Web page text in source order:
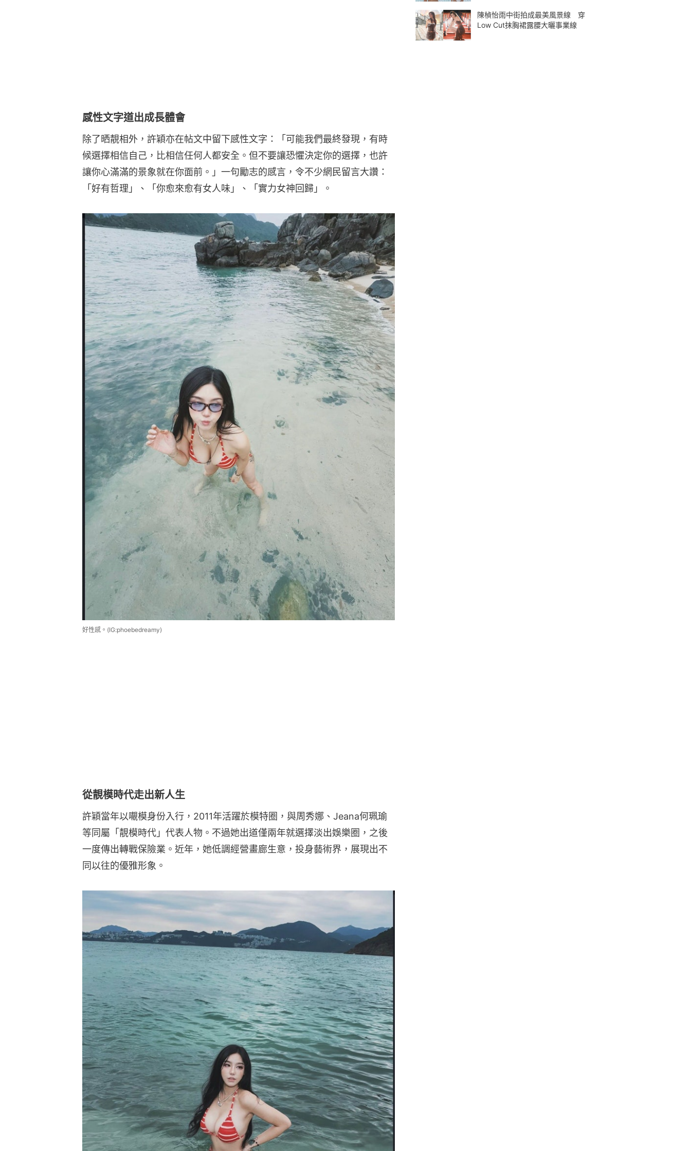
感性文字道出成長體會
除了晒靚相外，許穎亦在帖文中留下感性文字：「可能我們最終發現，有時
候選擇相信自己，比相信任何人都安全。但不要讓恐懼決定你的選擇，也許
讓你心滿滿的景象就在你面前。」一句勵志的感言，令不少網民留言大讚：
「好有哲理」、「你愈來愈有女人味」、「實力女神回歸」。
好性感。(IG:phoebedreamy)
從靚模時代走出新人生
許穎當年以𡃁模身份入行，2011年活躍於模特圈，與周秀娜、Jeana何珮瑜
等同屬「靚模時代」代表人物。不過她出道僅兩年就選擇淡出娛樂圈，之後
一度傳出轉戰保險業。近年，她低調經營畫廊生意，投身藝術界，展現出不
同以往的優雅形象。
陳楨怡雨中街拍成最美風景線 穿
Low Cut抹胸裙露腰大曬事業線